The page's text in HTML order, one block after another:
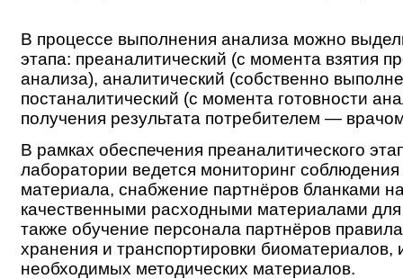
В процессе выполнения анализа можно
этапа: преаналитический (с момента взятия
анализа), аналитический (собственно
постаналитический (с момента готовности
получения результата потребителем —
В рамках обеспечения преаналитического
лаборатории ведется мониторинг соблюдения
материала, снабжение партнёров бланками
качественными расходными материалами для
также обучение персонала партнёров
хранения и транспортировки биоматериалов,
необходимых методических материалов.